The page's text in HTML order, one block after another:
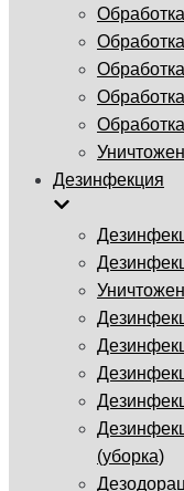
Дезинфекция
(уборка)